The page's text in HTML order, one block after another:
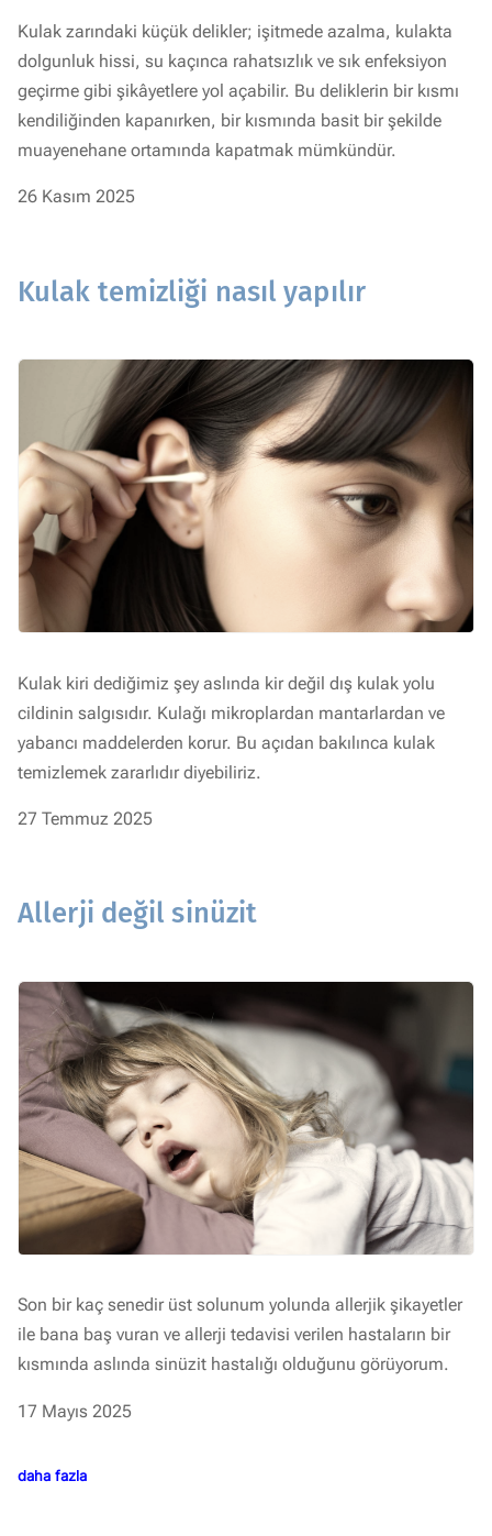
Kulak zarındaki küçük delikler; işitmede azalma, kulakta
dolgunluk hissi, su kaçınca rahatsızlık ve sık enfeksiyon
geçirme gibi şikâyetlere yol açabilir. Bu deliklerin bir kısmı
kendiliğinden kapanırken, bir kısmında basit bir şekilde
muayenehane ortamında kapatmak mümkündür.
26 Kasım 2025
Kulak temizliği nasıl yapılır
Kulak kiri dediğimiz şey aslında kir değil dış kulak yolu
cildinin salgısıdır. Kulağı mikroplardan mantarlardan ve
yabancı maddelerden korur. Bu açıdan bakılınca kulak
temizlemek zararlıdır diyebiliriz.
27 Temmuz 2025
Allerji değil sinüzit
Son bir kaç senedir üst solunum yolunda allerjik şikayetler
ile bana baş vuran ve allerji tedavisi verilen hastaların bir
kısmında aslında sinüzit hastalığı olduğunu görüyorum.
17 Mayıs 2025
daha fazla